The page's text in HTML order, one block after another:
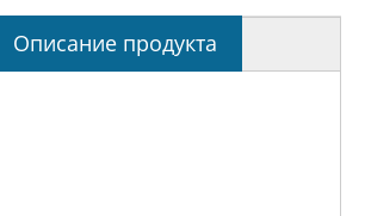
Описание продукта